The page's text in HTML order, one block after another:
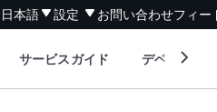
日本語 設定 お問い合わせフィー
サービスガイド デベロッパ